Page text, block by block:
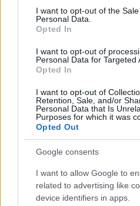
consent section.
I want to opt-out of the
Personal Data.
Opted In
I want to opt-out of
Personal Data for Targeted
Opted In
I want to opt-out of
Retention, Sale, and/or
Personal Data that Is
Purposes for which it was
Opted Out
Google consents
I want to allow Google to
related to advertising like
device identifiers in apps.
Si hay un futbolista de
años ha disputado 67 partidos
temporadas, con 11 goles, 7
valor medio durante el curso
Abierta la Macroliga